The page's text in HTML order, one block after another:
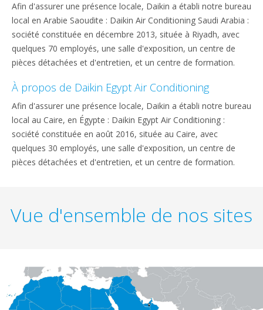
Afin d'assurer une présence locale, Daikin a établi notre bureau
local en Arabie Saoudite : Daikin Air Conditioning Saudi Arabia :
société constituée en décembre 2013, située à Riyadh, avec
quelques 70 employés, une salle d'exposition, un centre de
pièces détachées et d'entretien, et un centre de formation.
À propos de Daikin Egypt Air Conditioning
Afin d'assurer une présence locale, Daikin a établi notre bureau
local au Caire, en Égypte : Daikin Egypt Air Conditioning :
société constituée en août 2016, située au Caire, avec
quelques 30 employés, une salle d'exposition, un centre de
pièces détachées et d'entretien, et un centre de formation.
Vue d'ensemble de nos sites